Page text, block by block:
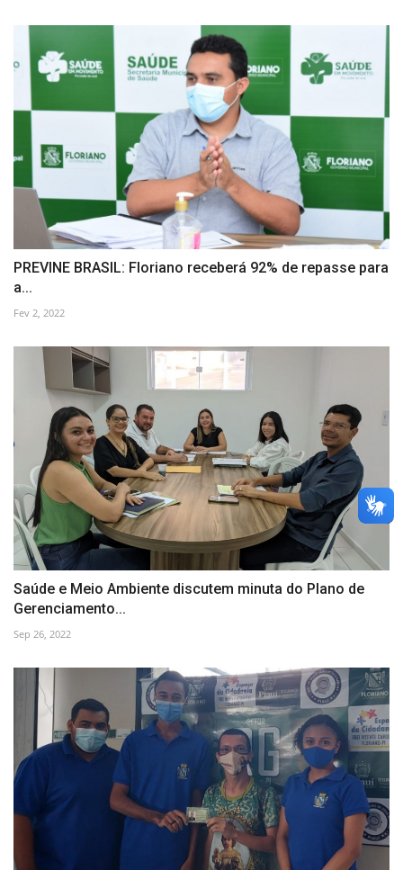
PREVINE BRASIL: Floriano receberá 92% de repasse para
a...
Fev 2, 2022
Saúde e Meio Ambiente discutem minuta do Plano de
Gerenciamento...
Sep 26, 2022